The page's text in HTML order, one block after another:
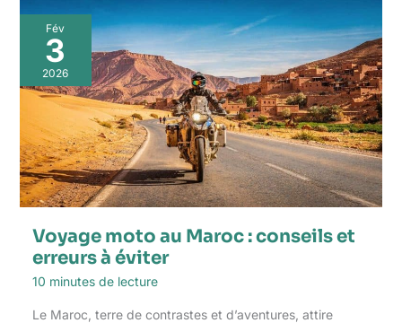
Fév
3
2026
Voyage moto au Maroc : conseils et
erreurs à éviter
10 minutes de lecture
Le Maroc, terre de contrastes et d’aventures, attire